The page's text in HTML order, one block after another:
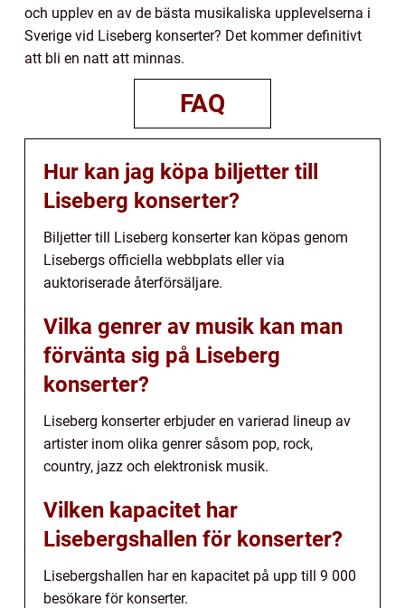
och upplev en av de bästa musikaliska upplevelserna i
Sverige vid Liseberg konserter? Det kommer definitivt
att bli en natt att minnas.
FAQ
Hur kan jag köpa biljetter till
Liseberg konserter?
Biljetter till Liseberg konserter kan köpas genom
Lisebergs officiella webbplats eller via
auktoriserade återförsäljare.
Vilka genrer av musik kan man
förvänta sig på Liseberg
konserter?
Liseberg konserter erbjuder en varierad lineup av
artister inom olika genrer såsom pop, rock,
country, jazz och elektronisk musik.
Vilken kapacitet har
Lisebergshallen för konserter?
Lisebergshallen har en kapacitet på upp till 9 000
besökare för konserter.